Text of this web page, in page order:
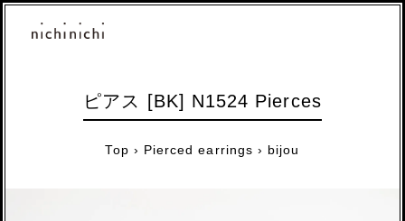
ピアス [BK] N1524 Pierces
Top › Pierced earrings › bijou